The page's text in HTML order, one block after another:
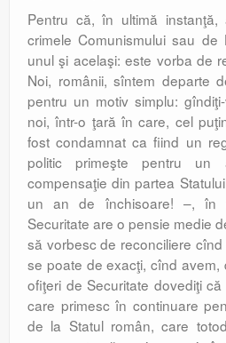
Pentru că, în ultimă
crimele Comunismului sau de
unul şi acelaşi: este vorba de
Noi, românii, sîntem departe
pentru un motiv simplu:
noi, într-o ţară în care, cel
fost condamnat ca fiind un
politic primeşte pentru
compensaţie din partea
un an de închisoare! –, în
Securitate are o pensie medie
să vorbesc de reconciliere
se poate de exacţi, cînd
ofiţeri de Securitate dovediţi
care primesc în continuare
de la Statul român, care